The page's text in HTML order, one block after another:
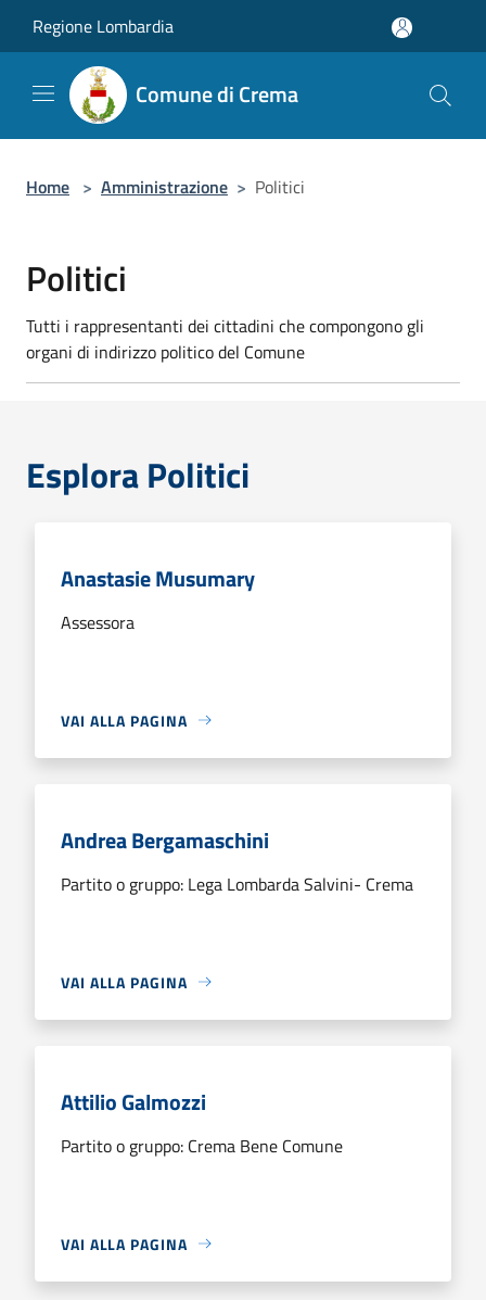
Regione Lombardia
Comune di Crema
Home > Amministrazione > Politici
Politici
Tutti i rappresentanti dei cittadini che compongono gli
organi di indirizzo politico del Comune
Esplora Politici
Anastasie Musumary
Assessora
VAI ALLA PAGINA
Andrea Bergamaschini
Partito o gruppo: Lega Lombarda Salvini- Crema
VAI ALLA PAGINA
Attilio Galmozzi
Partito o gruppo: Crema Bene Comune
VAI ALLA PAGINA